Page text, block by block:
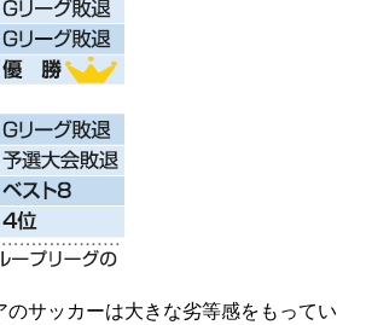
サッカーは大きな劣等感をもってい